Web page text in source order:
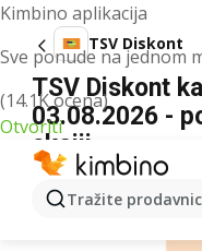
Kimbino aplikacija
Sve ponude na jednom
(14.1K ocena)
Otvoriti
Tražite
TSV Diskont
TSV Diskont
03.08.2026 -
akciji